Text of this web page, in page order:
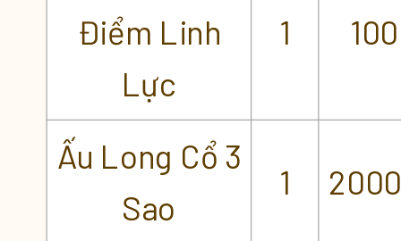
Điểm Linh
Lực
1 100
Ấu Long Cổ 3
Sao
1